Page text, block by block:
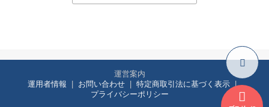
運営案内
運用者情報
お問い合わせ
特定商取引法に基づく表示
プライバシーポリシー